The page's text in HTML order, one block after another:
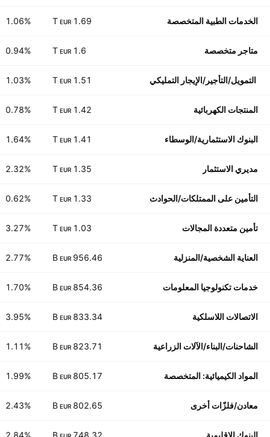
الخدمات الطبية المتخصصة 1.69 T
EUR
1.06%
متاجر متخصصة 1.6 T
EUR
0.94%
‏ التمويل/التأجير/الإيجار التمليكي 1.51 T
EUR
1.03%
المنتجات الكهربائية 1.42 T
EUR
0.78%
البنوك الاستثمارية/الوسطاء 1.41 T
EUR
1.64%
مديري الاستثمار 1.35 T
EUR
2.32%
التأمين على الممتلكات/الحوادث 1.33 T
EUR
0.62%
تأمين متعددة المجالات 1.03 T
EUR
3.27%
العناية الشخصية/المنزلية 956.46 B
EUR
2.77%
خدمات تكنولوجيا المعلومات 854.36 B
EUR
1.70%
الاتصالات اللاسلكية 833.34 B
EUR
3.95%
الشاحنات/البناء/الآلات الزراعية 823.71 B
EUR
1.11%
المواد الكيميائية: المتخصصة 805.17 B
EUR
1.99%
معادن/فلزّات أخرى 802.65 B
EUR
2.43%
البنوك الإقليمية 748.32 B
2.84%